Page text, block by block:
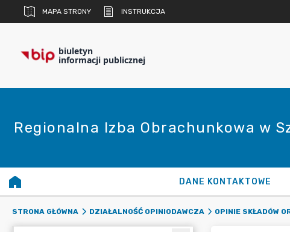
MAPA STRONY INSTRUKCJA
biuletyn
informacji publicznej
Regionalna Izba Obrachunkowa w
DANE KONTAKTOWE
STRONA GŁÓWNA DZIAŁALNOŚĆ OPINIODAWCZA OPINIE SKŁADÓW